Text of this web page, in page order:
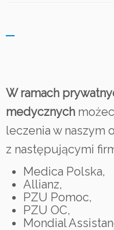
W ramach
medycznych
leczenia w naszym
z następującymi
Medica Polska,
Allianz,
PZU Pomoc,
PZU OC,
Mondial